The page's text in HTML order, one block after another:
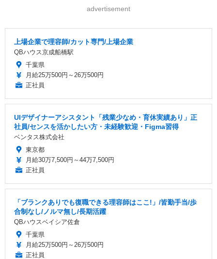
advertisement
上場企業で理容師/カット専門/上場企業
QBハウス京成船橋駅
千葉県
月給25万500円～26万500円
正社員
UIデザイナーアシスタント「残業少なめ・育休実績あり」正
社員/センスを活かしたい方・未経験歓迎・Figma習得
ベンタス株式会社
東京都
月給30万7,500円～44万7,500円
正社員
「ブランクありでも復職できる理容師はここ!」/皆勤手当/歩
合制なし/ノルマ無し/長期活躍
QBハウスベイシア佐倉
千葉県
月給25万500円～26万500円
正社員